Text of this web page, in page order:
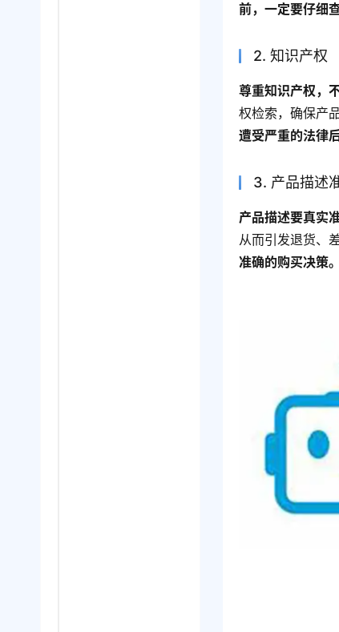
前，一定要仔细
2. 知识产权
尊重知识产权，
权检索，确保产
遭受严重的法律
3. 产品描述
产品描述要真实
从而引发退货、
准确的购买决策。